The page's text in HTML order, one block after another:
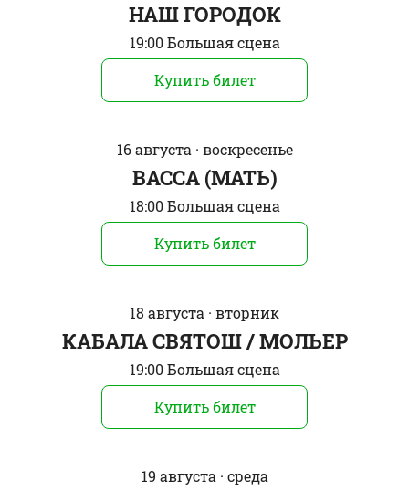
НАШ ГОРОДОК
19:00 Большая сцена
Купить билет
16 августа · воскресенье
ВАССА (МАТЬ)
18:00 Большая сцена
Купить билет
18 августа · вторник
КАБАЛА СВЯТОШ / МОЛЬЕР
19:00 Большая сцена
Купить билет
19 августа · среда